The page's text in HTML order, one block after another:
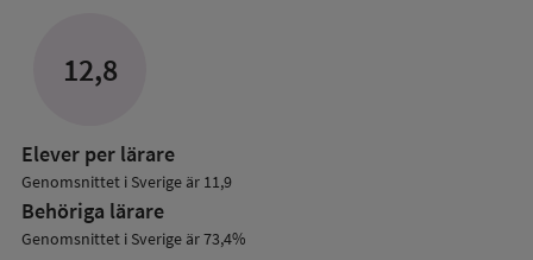
12,8
Elever per lärare
Genomsnittet i Sverige är 11,9
Behöriga lärare
Genomsnittet i Sverige är 73,4%